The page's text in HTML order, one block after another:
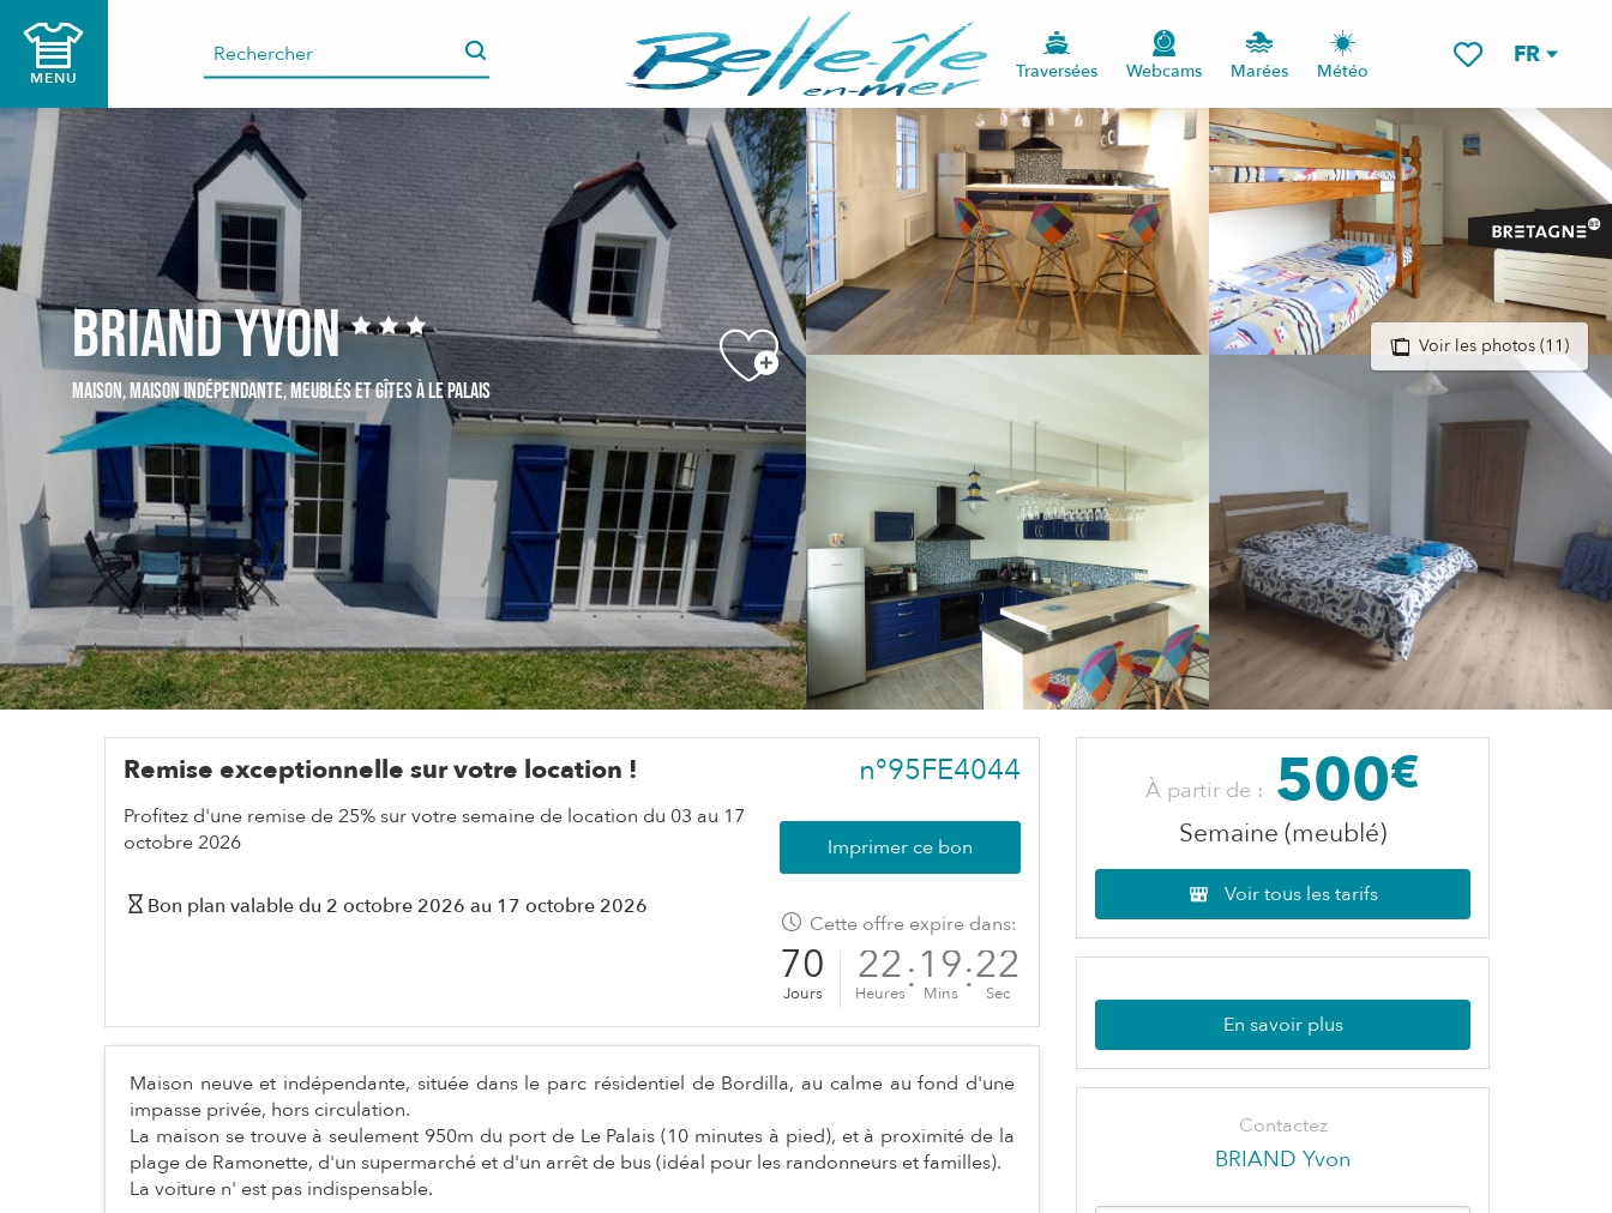
contenu
FR
MENU Traversées Webcams Marées Météo
Voir les photos (11)
BRIAND Yvon
MAISON,MAISON INDÉPENDANTE,MEUBLÉS ET GÎTESÀ LE PALAIS
Remise exceptionnelle sur votre location !
Profitez d'une remise de 25% sur votre semaine de location du 03 au 17
octobre 2026
Bon plan valable du 2 octobre 2026 au 17 octobre 2026
n°95FE4044
Imprimer ce bon
Cette offre expire dans:
70
Jours
22
Heures :19
Mins :20
Sec
Maison neuve et indépendante, située dans le parc résidentiel de Bordilla, au calme au fond d'une
impasse privée, hors circulation.
La maison se trouve à seulement 950m du port de Le Palais (10 minutes à pied), et à proximité de la
plage de Ramonette, d'un supermarché et d'un arrêt de bus (idéal pour les randonneurs et familles).
La voiture n' est pas indispensable.
À partir de : 500€
Semaine (meublé)
Voir tous les tarifs
En savoir plus
Contactez
BRIAND Yvon